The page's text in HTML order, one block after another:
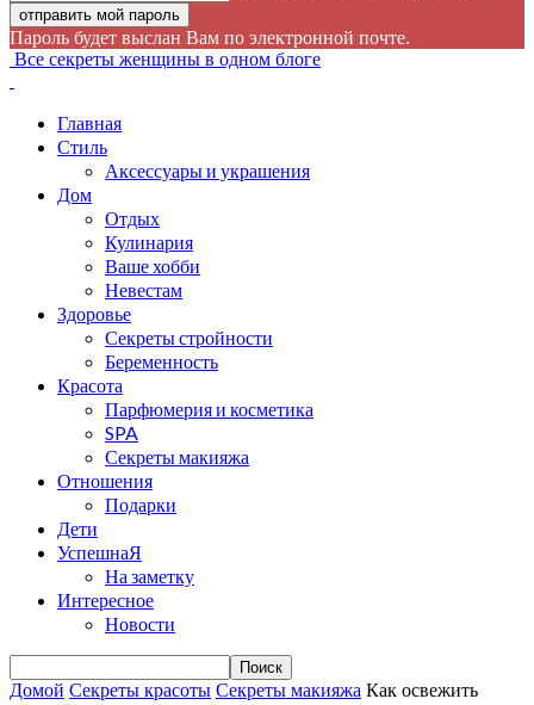
Пароль будет выслан Вам по электронной почте.
Все секреты женщины в одном блоге
Главная
Стиль
Аксессуары и украшения
Дом
Отдых
Кулинария
Ваше хобби
Невестам
Здоровье
Секреты стройности
Беременность
Красота
Парфюмерия и косметика
SPA
Секреты макияжа
Отношения
Подарки
Дети
УспешнаЯ
На заметку
Интересное
Новости
Домой Секреты красоты Секреты макияжа Как освежить